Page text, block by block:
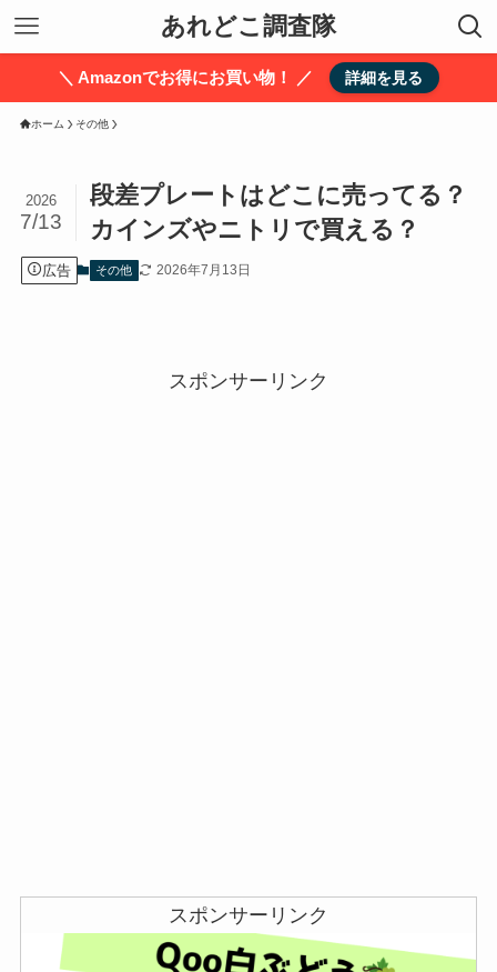
あれどこ調査隊
＼ Amazonでお得にお買い物！ ／ 詳細を見る
ホーム その他
段差プレートはどこに売ってる？
カインズやニトリで買える？
2026
7/13
広告 その他 2026年7月13日
スポンサーリンク
スポンサーリンク